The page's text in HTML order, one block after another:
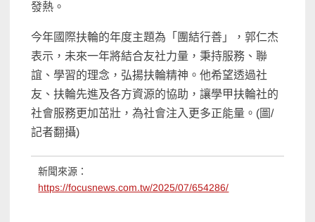
發熱。
今年國際扶輪的年度主題為「團結行善」，郭仁杰
表示，未來一年將結合友社力量，秉持服務、聯
誼、學習的理念，弘揚扶輪精神。他希望透過社
友、扶輪先進及各方資源的協助，讓學甲扶輪社的
社會服務更加茁壯，為社會注入更多正能量。(圖/
記者翻攝)
新聞來源：
https://focusnews.com.tw/2025/07/654286/